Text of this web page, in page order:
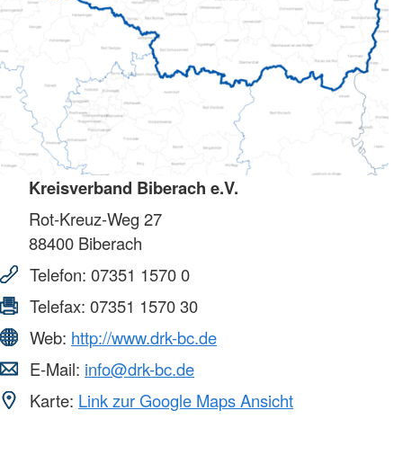
Kreisverband Biberach e.V.
Rot-Kreuz-Weg 27
88400 Biberach
Telefon: 07351 1570 0
Telefax: 07351 1570 30
Web: http://www.drk-bc.de
E-Mail: info@drk-bc.de
Karte: Link zur Google Maps Ansicht